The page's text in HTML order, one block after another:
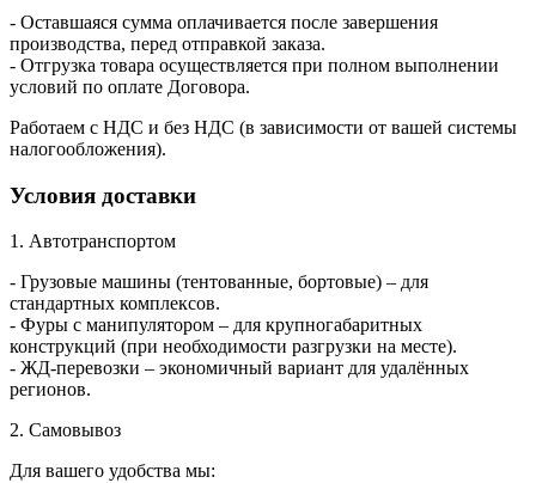
- Оставшаяся сумма оплачивается после завершения
производства, перед отправкой заказа.
- Отгрузка товара осуществляется при полном выполнении
условий по оплате Договора.
Работаем с НДС и без НДС (в зависимости от вашей системы
налогообложения).
Условия доставки
1. Автотранспортом
- Грузовые машины (тентованные, бортовые) – для
стандартных комплексов.
- Фуры с манипулятором – для крупногабаритных
конструкций (при необходимости разгрузки на месте).
- ЖД-перевозки – экономичный вариант для удалённых
регионов.
2. Самовывоз
Для вашего удобства мы: